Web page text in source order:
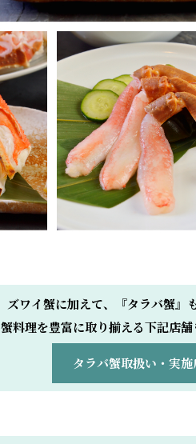
ズワイ蟹に加えて、『タラバ蟹』
蟹料理を豊富に取り揃える下記店
タラバ蟹取扱い・実